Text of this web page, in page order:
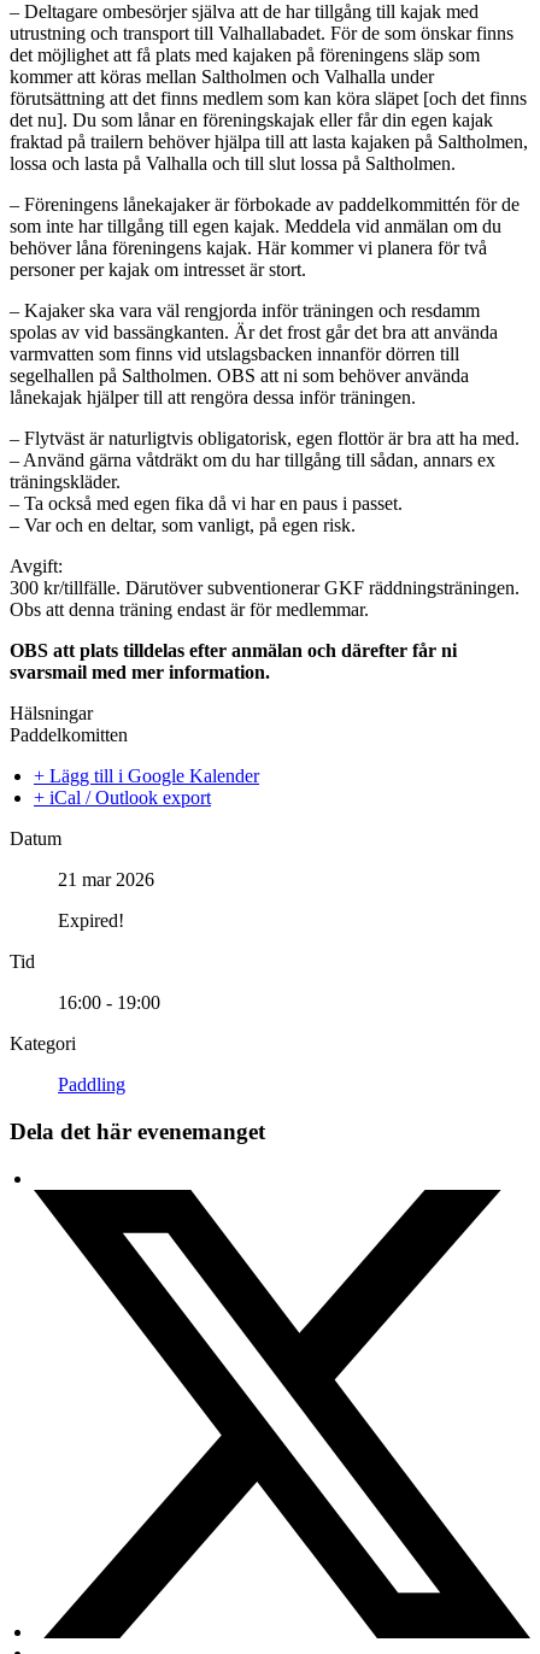
– Deltagare ombesörjer själva att de har tillgång till kajak med
utrustning och transport till Valhallabadet. För de som önskar finns
det möjlighet att få plats med kajaken på föreningens släp som
kommer att köras mellan Saltholmen och Valhalla under
förutsättning att det finns medlem som kan köra släpet [och det finns
det nu]. Du som lånar en föreningskajak eller får din egen kajak
fraktad på trailern behöver hjälpa till att lasta kajaken på Saltholmen,
lossa och lasta på Valhalla och till slut lossa på Saltholmen.
– Föreningens lånekajaker är förbokade av paddelkommittén för de
som inte har tillgång till egen kajak. Meddela vid anmälan om du
behöver låna föreningens kajak. Här kommer vi planera för två
personer per kajak om intresset är stort.
– Kajaker ska vara väl rengjorda inför träningen och resdamm
spolas av vid bassängkanten. Är det frost går det bra att använda
varmvatten som finns vid utslagsbacken innanför dörren till
segelhallen på Saltholmen. OBS att ni som behöver använda
lånekajak hjälper till att rengöra dessa inför träningen.
– Flytväst är naturligtvis obligatorisk, egen flottör är bra att ha med.
– Använd gärna våtdräkt om du har tillgång till sådan, annars ex
träningskläder.
– Ta också med egen fika då vi har en paus i passet.
– Var och en deltar, som vanligt, på egen risk.
Avgift:
300 kr/tillfälle. Därutöver subventionerar GKF räddningsträningen.
Obs att denna träning endast är för medlemmar.
OBS att plats tilldelas efter anmälan och därefter får ni
svarsmail med mer information.
Hälsningar
Paddelkomitten
+ Lägg till i Google Kalender
+ iCal / Outlook export
Datum
21 mar 2026
Expired!
Tid
16:00 - 19:00
Kategori
Paddling
Dela det här evenemanget